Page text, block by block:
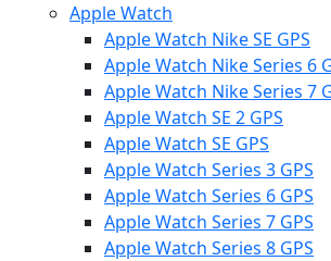
Apple Watch
Apple Watch Nike SE GPS
Apple Watch Nike Series 6
Apple Watch Nike Series 7
Apple Watch SE 2 GPS
Apple Watch SE GPS
Apple Watch Series 3 GPS
Apple Watch Series 6 GPS
Apple Watch Series 7 GPS
Apple Watch Series 8 GPS